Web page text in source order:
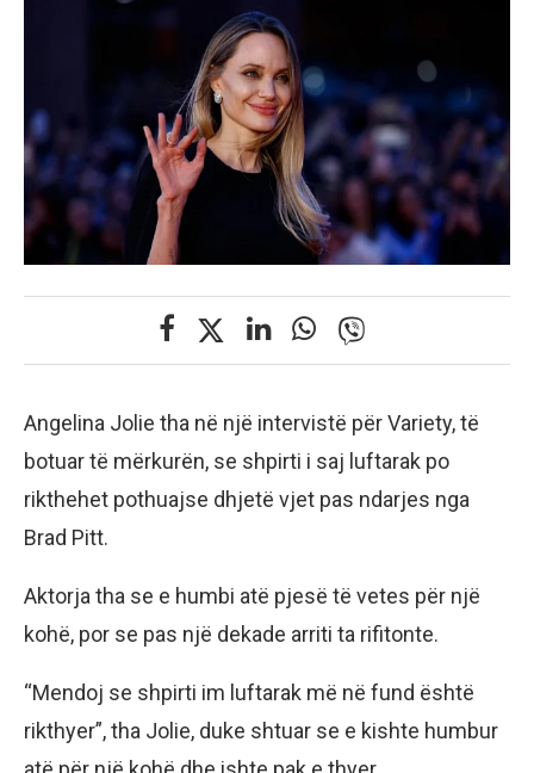
Angelina Jolie tha në një intervistë për Variety, të
botuar të mërkurën, se shpirti i saj luftarak po
rikthehet pothuajse dhjetë vjet pas ndarjes nga
Brad Pitt.
Aktorja tha se e humbi atë pjesë të vetes për një
kohë, por se pas një dekade arriti ta rifitonte.
“Mendoj se shpirti im luftarak më në fund është
rikthyer”, tha Jolie, duke shtuar se e kishte humbur